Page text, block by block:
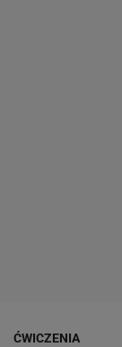
ĆWICZENIA